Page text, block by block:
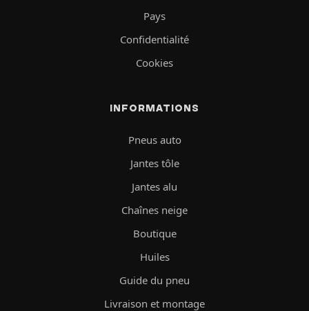
Pays
Confidentialité
Cookies
INFORMATIONS
Pneus auto
Jantes tôle
Jantes alu
Chaînes neige
Boutique
Huiles
Guide du pneu
Livraison et montage